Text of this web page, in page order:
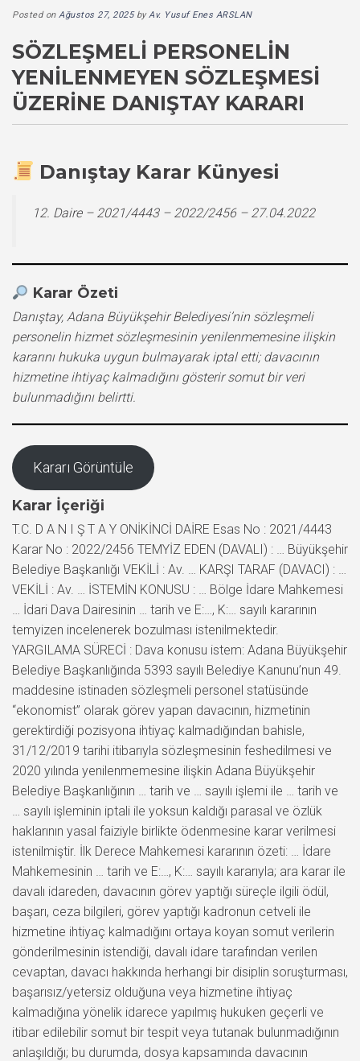
Posted on Ağustos 27, 2025byAv. Yusuf Enes ARSLAN
SÖZLEŞMELI PERSONELIN
YENILENMEYEN SÖZLEŞMESI
ÜZERINE DANIŞTAY KARARI
Danıştay Karar Künyesi
12. Daire – 2021/4443 – 2022/2456 – 27.04.2022
Karar Özeti
Danıştay, Adana Büyükşehir Belediyesi’nin sözleşmeli
personelin hizmet sözleşmesinin yenilenmemesine ilişkin
kararını hukuka uygun bulmayarak iptal etti; davacının
hizmetine ihtiyaç kalmadığını gösterir somut bir veri
bulunmadığını belirtti.
Kararı Görüntüle
Karar İçeriği
T.C. D A N I Ş T A Y ONİKİNCİ DAİRE Esas No : 2021/4443
Karar No : 2022/2456 TEMYİZ EDEN (DAVALI) : … Büyükşehir
Belediye Başkanlığı VEKİLİ : Av. … KARŞI TARAF (DAVACI) : …
VEKİLİ : Av. … İSTEMİN KONUSU : … Bölge İdare Mahkemesi
… İdari Dava Dairesinin … tarih ve E:…, K:… sayılı kararının
temyizen incelenerek bozulması istenilmektedir.
YARGILAMA SÜRECİ : Dava konusu istem: Adana Büyükşehir
Belediye Başkanlığında 5393 sayılı Belediye Kanunu’nun 49.
maddesine istinaden sözleşmeli personel statüsünde
“ekonomist” olarak görev yapan davacının, hizmetinin
gerektirdiği pozisyona ihtiyaç kalmadığından bahisle,
31/12/2019 tarihi itibarıyla sözleşmesinin feshedilmesi ve
2020 yılında yenilenmemesine ilişkin Adana Büyükşehir
Belediye Başkanlığının … tarih ve … sayılı işlemi ile … tarih ve
… sayılı işleminin iptali ile yoksun kaldığı parasal ve özlük
haklarının yasal faiziyle birlikte ödenmesine karar verilmesi
istenilmiştir. İlk Derece Mahkemesi kararının özeti: … İdare
Mahkemesinin … tarih ve E:…, K:… sayılı kararıyla; ara karar ile
davalı idareden, davacının görev yaptığı süreçle ilgili ödül,
başarı, ceza bilgileri, görev yaptığı kadronun cetveli ile
hizmetine ihtiyaç kalmadığını ortaya koyan somut verilerin
gönderilmesinin istendiği, davalı idare tarafından verilen
cevaptan, davacı hakkında herhangi bir disiplin soruşturması,
başarısız/yetersiz olduğuna veya hizmetine ihtiyaç
kalmadığına yönelik idarece yapılmış hukuken geçerli ve
itibar edilebilir somut bir tespit veya tutanak bulunmadığının
anlaşıldığı; bu durumda, dosya kapsamında davacının